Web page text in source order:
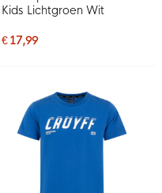
Kids Lichtgroen Wit
€ 17,99